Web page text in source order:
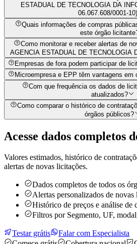
ESTADUAL DE TECNOLOGIA DA
06.067.608/0001-
Quais informações de compras
este órgão
Como monitorar e receber alertas de
AGENCIA ESTADUAL DE TECNOLOGIA
Empresas de fora podem participar de
Microempresa e EPP têm vantagens em
Com que frequência os dados de
atualizados?
Como comparar o histórico de
órgãos públicos?
Acesse dados completos
Valores estimados, histórico de
alertas de novas licitações.
Dados completos de todos os
Alertas personalizados de novas
Histórico de preços e análise de
Filtros por Segmento, UF,
Testar grátis
Falar com Especialista